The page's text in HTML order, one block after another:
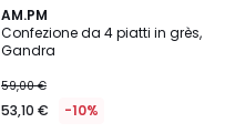
AM.PM
Confezione da 4 piatti in grès,
Gandra
59,00 €
53,10 € -10%
4,6
/ 5
2
Colori